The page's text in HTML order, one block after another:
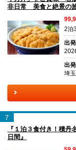
非日常 美食と絶景の旅
2泊
出
出
埼
7
『１泊３食付き！積
日間』